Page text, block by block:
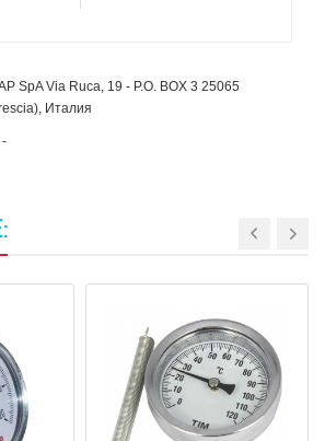
SpA Via Ruca, 19 - P.O. BOX 3 25065
Италия